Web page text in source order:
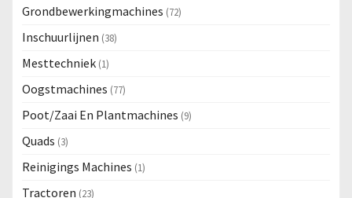
Grondbewerkingmachines (72)
Inschuurlijnen (38)
Mesttechniek (1)
Oogstmachines (77)
Poot/Zaai En Plantmachines (9)
Quads (3)
Reinigings Machines (1)
Tractoren (23)